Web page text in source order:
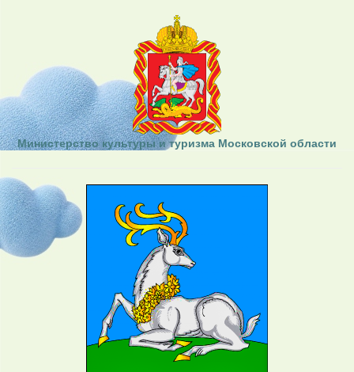
Министерство культуры и туризма Московской области